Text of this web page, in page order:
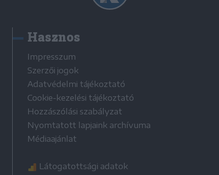
Hasznos
Impresszum
Szerzői jogok
Adatvédelmi tájékoztató
Cookie-kezelési tájékoztató
Hozzászólási szabályzat
Nyomtatott lapjaink archívuma
Médiaajánlat
Látogatottsági adatok